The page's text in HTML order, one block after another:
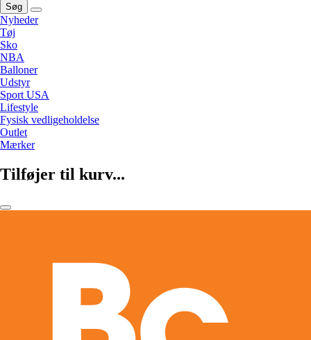
Søg
Nyheder
Tøj
Sko
NBA
Balloner
Udstyr
Sport USA
Lifestyle
Fysisk vedligeholdelse
Outlet
Mærker
Tilføjer til kurv...